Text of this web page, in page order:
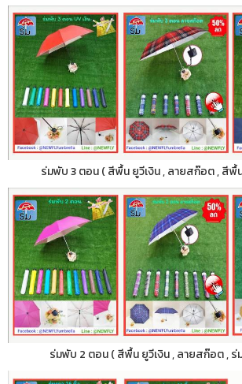
ร่มพับ 3 ตอน ( สีพื้น ยูวีเงิน , ลายสก๊อต , สีพื้
ร่มพับ 2 ตอน ( สีพื้น ยูวีเงิน , ลายสก๊อต , ร่